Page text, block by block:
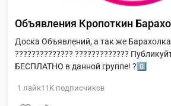
Объявления Кропоткин
Доска Объявлений, а так же
?????????????? ?????????????
БЕСПЛАТНО в данной группе! ?0️⃣
1 лайк11K подписчиков